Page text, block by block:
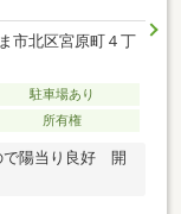
市北区宮原町４丁
駐車場あり
所有権
で陽当り良好 開